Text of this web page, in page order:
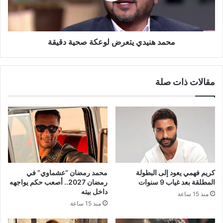
محمد هنيدي يتعرض لوعكة صحية دقيقة
مقالات ذات صلة
كريم فهمي يعود إلى البطولة
المطلقة بعد غياب 9 سنوات
منذ 15 ساعة
محمد رمضان “عشماوي” في
رمضان 2027.. أصعب حكم يواجهه
داخل بيته
منذ 15 ساعة